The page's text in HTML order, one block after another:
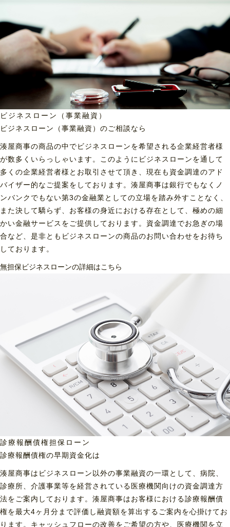
ビジネスローン（事業融資）
ビジネスローン（事業融資）のご相談なら
湊屋商事の商品の中でビジネスローンを希望される企業経営者様
が数多くいらっしゃいます。このようにビジネスローンを通して
多くの企業経営者様とお取引させて頂き、現在も資金調達のアド
バイザー的なご提案をしております。湊屋商事は銀行でもなくノ
ンバンクでもない第3の金融業としての立場を踏み外すことなく、
また決して驕らず、お客様の身近における存在として、極めの細
かい金融サービスをご提供しております。資金調達でお急ぎの場
合など、是非ともビジネスローンの商品のお問い合わせをお待ち
しております。
無担保ビジネスローンの詳細はこちら
診療報酬債権担保ローン
診療報酬債権の早期資金化は
湊屋商事はビジネスローン以外の事業融資の一環として、病院、
診療所、介護事業等を経営されている医療機関向けの資金調達方
法をご案内しております。湊屋商事はお客様における診療報酬債
権を最大4ヶ月分まで評価し融資額を算出するご案内を心掛けてお
ります。キャッシュフローの改善をご希望の方や、医療機関を立